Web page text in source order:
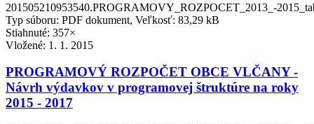
201505210953540.PROGRAMOVY_ROZPOCET_2013_-
Typ súboru: PDF dokument, Veľkosť: 83,29 kB
Stiahnuté: 357×
Vložené: 1. 1. 2015
PROGRAMOVÝ ROZPOČET OBCE VLČANY -
Návrh výdavkov v programovej štruktúre na roky
2015 - 2017